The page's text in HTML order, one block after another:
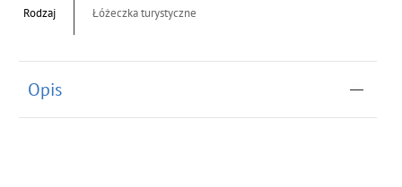
Rodzaj Łóżeczka turystyczne
Opis